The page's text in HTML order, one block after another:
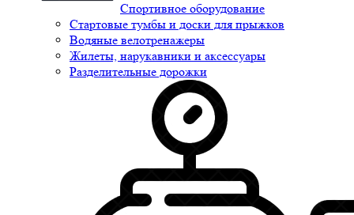
Спортивное оборудование
Стартовые тумбы и доски для прыжков
Водяные велотренажеры
Жилеты, нарукавники и аксессуары
Разделительные дорожки